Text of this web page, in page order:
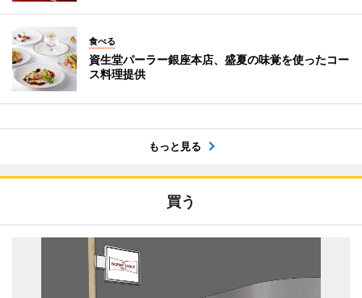
食べる
資生堂パーラー銀座本店、盛夏の味覚を使ったコー
ス料理提供
もっと見る
買う